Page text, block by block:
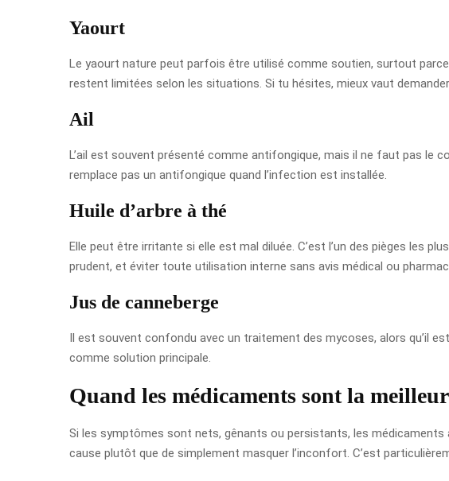
Yaourt
Le yaourt nature peut parfois être utilisé comme soutien, surtout
restent limitées selon les situations. Si tu hésites, mieux vaut
Ail
L’ail est souvent présenté comme antifongique, mais il ne faut pas le
remplace pas un antifongique quand l’infection est installée.
Huile d’arbre à thé
Elle peut être irritante si elle est mal diluée. C’est l’un des pièges les
prudent, et éviter toute utilisation interne sans avis médical ou
Jus de canneberge
Il est souvent confondu avec un traitement des mycoses, alors qu’il
comme solution principale.
Quand les médicaments sont la
Si les symptômes sont nets, gênants ou persistants, les
cause plutôt que de simplement masquer l’inconfort. C’est